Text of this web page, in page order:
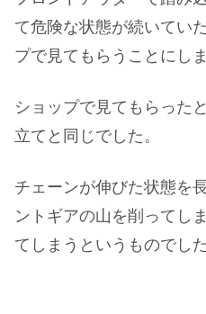
て危険な状態が続いてい
プで見てもらうことにしま
ショップで見てもらった
立てと同じでした。
チェーンが伸びた状態を
ントギアの山を削ってし
てしまうというものでした